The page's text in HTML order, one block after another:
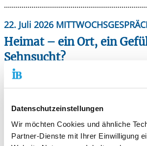
Datenschutzeinstellungen
Wir möchten Cookies und ähnliche
Partner-Dienste mit Ihrer Einwilligung
22. Juli 2026
Heimat – ein Ort, ein
Sehnsucht?
„Heimat ist etwas, das allen in die
worin noch niemand war.“(Ernst
Ort: Am Gewächshaus, Projekt Querbeet,
Reutlingen
– Huch – was ist das denn? Auf die Idee